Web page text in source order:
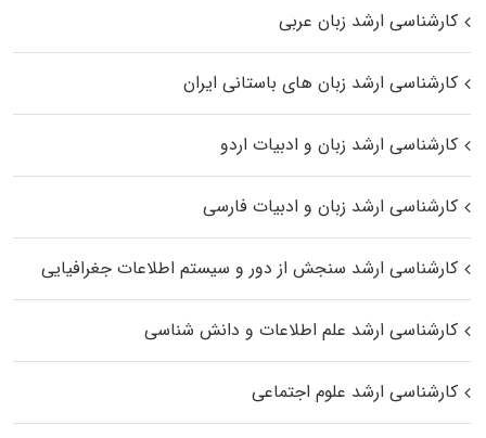
کارشناسی ارشد زبان عربی
کارشناسی ارشد زبان‌ های باستانی ایران
کارشناسی ارشد زبان و ادبیات اردو
کارشناسی ارشد زبان و ادبیات فارسی
کارشناسی ارشد سنجش از دور و سیستم اطلاعات جغرافیایی
کارشناسی ارشد علم اطلاعات و دانش شناسی
کارشناسی ارشد علوم اجتماعی